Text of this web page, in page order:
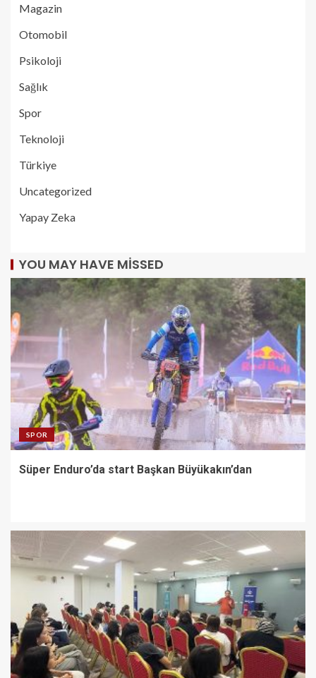
Magazin
Otomobil
Psikoloji
Sağlık
Spor
Teknoloji
Türkiye
Uncategorized
Yapay Zeka
YOU MAY HAVE MISSED
SPOR
Süper Enduro’da start Başkan Büyükakın’dan